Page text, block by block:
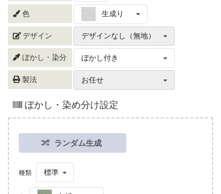
色 生成り
デザイン デザインなし（無地）
ぼかし・染分 ぼかし付き
製法 お任せ
ぼかし・染め分け設定
ランダム生成
種類 標準